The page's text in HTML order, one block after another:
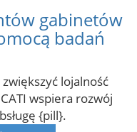
gabinetów
badań
lojalność
wspiera rozwój
{pill}.